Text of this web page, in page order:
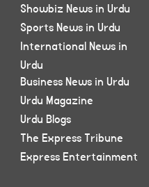
Showbiz News in Urdu
Sports News in Urdu
International News in
Urdu
Business News in Urdu
Urdu Magazine
Urdu Blogs
The Express Tribune
Express Entertainment